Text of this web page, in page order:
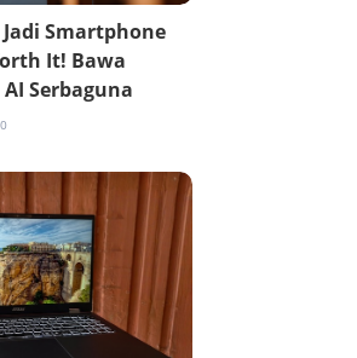
Jadi Smartphone
It! Bawa
Serbaguna